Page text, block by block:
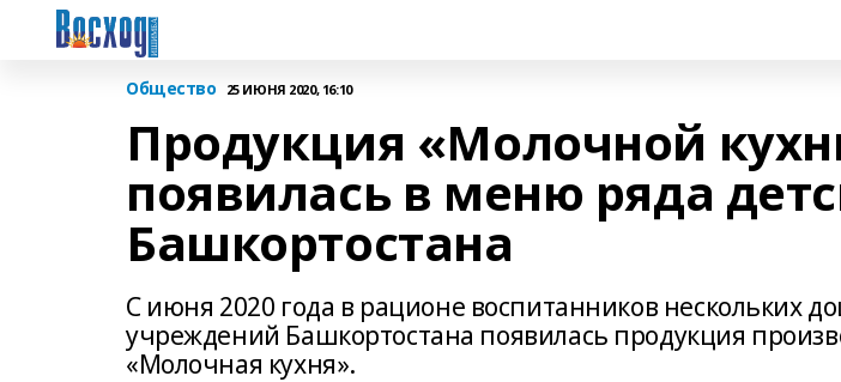
Общество 25 ИЮНЯ 2020, 16:10
Продукция «Молочной
появилась в меню ряда
Башкортостана
С июня 2020 года в рационе воспитанников нескольких
учреждений Башкортостана появилась продукция
«Молочная кухня».